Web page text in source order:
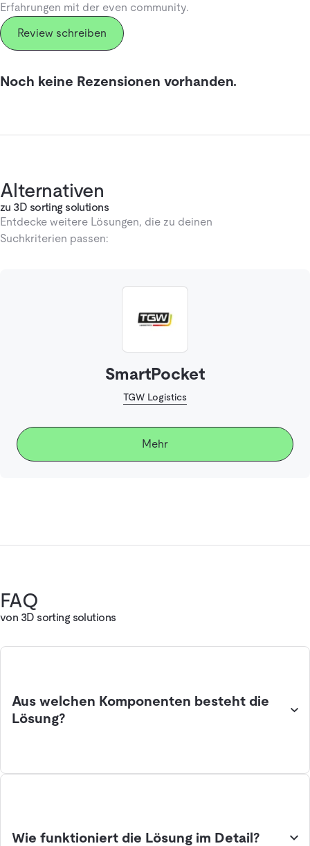
Erfahrungen mit der even community.
Review schreiben
Noch keine Rezensionen vorhanden.
Alternativen
zu 3D sorting solutions
Entdecke weitere Lösungen, die zu deinen
Suchkriterien passen:
SmartPocket
TGW Logistics
Mehr
FAQ
von 3D sorting solutions
Aus welchen Komponenten besteht die
Lösung?
Wie funktioniert die Lösung im Detail?